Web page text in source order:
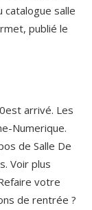
catalogue salle
publié le
arrivé. Les
Numerique.
de Salle De
Voir plus
votre
de rentrée ?